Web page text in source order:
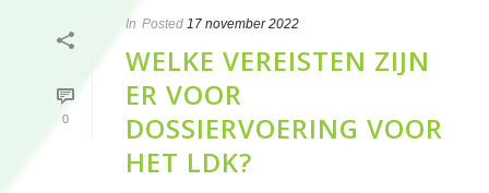
0
In Posted 17 november 2022
WELKE VEREISTEN ZIJN
ER VOOR
DOSSIERVOERING VOOR
HET LDK?